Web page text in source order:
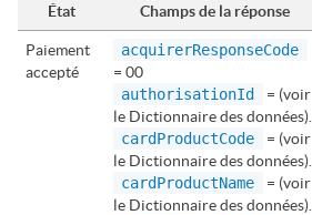
État Champs de la réponse
Paiement
accepté
acquirerResponseCode
= 00
authorisationId
= (voir
le Dictionnaire des données).
cardProductCode
= (voir
le Dictionnaire des données).
cardProductName
= (voir
le Dictionnaire des données).